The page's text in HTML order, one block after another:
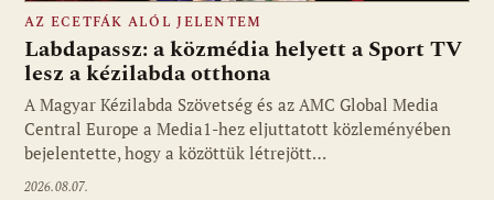
Fotó: media1.hu
AZ ECETFÁK ALÓL JELENTEM
Labdapassz: a közmédia helyett a Sport TV
lesz a kézilabda otthona
A Magyar Kézilabda Szövetség és az AMC Global Media
Central Europe a Media1-hez eljuttatott közleményében
bejelentette, hogy a közöttük létrejött…
2026.08.07.